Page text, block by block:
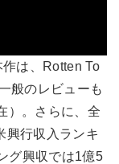
は、Rotten To
般のレビューも
）。さらに、全
興行収入ランキ
グ興収では1億5